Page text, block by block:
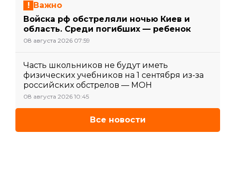
Важно
Войска рф обстреляли ночью Киев и
область. Среди погибших — ребенок
08 августа 2026 07:59
Часть школьников не будут иметь
физических учебников на 1 сентября из-за
российских обстрелов — МОН
08 августа 2026 10:45
Все новости